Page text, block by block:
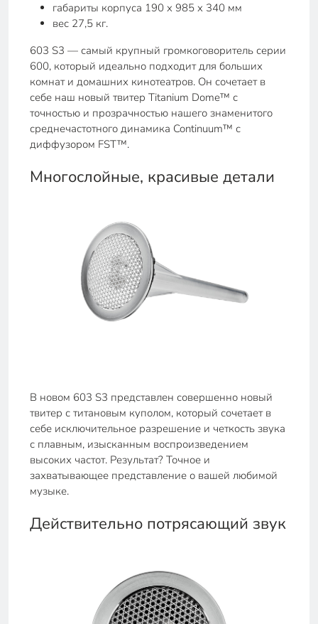
габариты корпуса 190 x 985 x 340 мм
вес 27,5 кг.
603 S3 — самый крупный громкоговоритель серии
600, который идеально подходит для больших
комнат и домашних кинотеатров. Он сочетает в
себе наш новый твитер Titanium Dome™ с
точностью и прозрачностью нашего знаменитого
среднечастотного динамика Continuum™ с
диффузором FST™.
Многослойные, красивые детали
В новом 603 S3 представлен совершенно новый
твитер с титановым куполом, который сочетает в
себе исключительное разрешение и четкость звука
с плавным, изысканным воспроизведением
высоких частот. Результат? Точное и
захватывающее представление о вашей любимой
музыке.
Действительно потрясающий звук